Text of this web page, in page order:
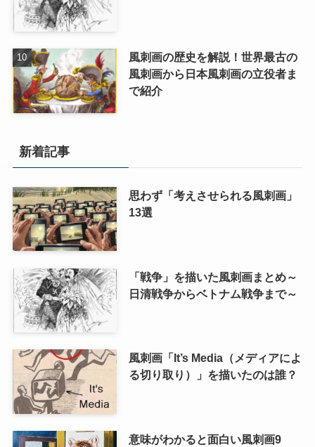
風刺画の歴史を解説！世界最古の
風刺画から日本風刺画の立役者ま
で紹介
新着記事
思わず「考えさせられる風刺画」
13選
「戦争」を描いた風刺画まとめ～
日清戦争からベトナム戦争まで～
風刺画「It’s Media（メディアによ
る切り取り）」を描いたのは誰？
意味がわかると面白い風刺画9